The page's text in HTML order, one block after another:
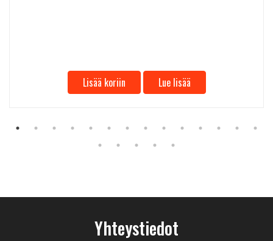
Lisää koriin Lue lisää
Yhteystiedot